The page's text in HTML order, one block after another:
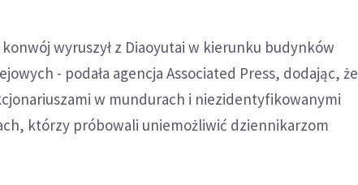
wyruszył z Diaoyutai w kierunku budynków
- podała agencja Associated Press, dodając, że
w mundurach i niezidentyfikowanymi
którzy próbowali uniemożliwić dziennikarzom